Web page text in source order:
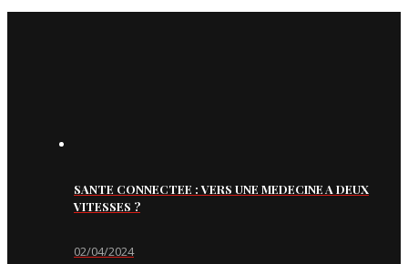
SANTE CONNECTEE : VERS UNE MEDECINE A DEUX
VITESSES ?
02/04/2024